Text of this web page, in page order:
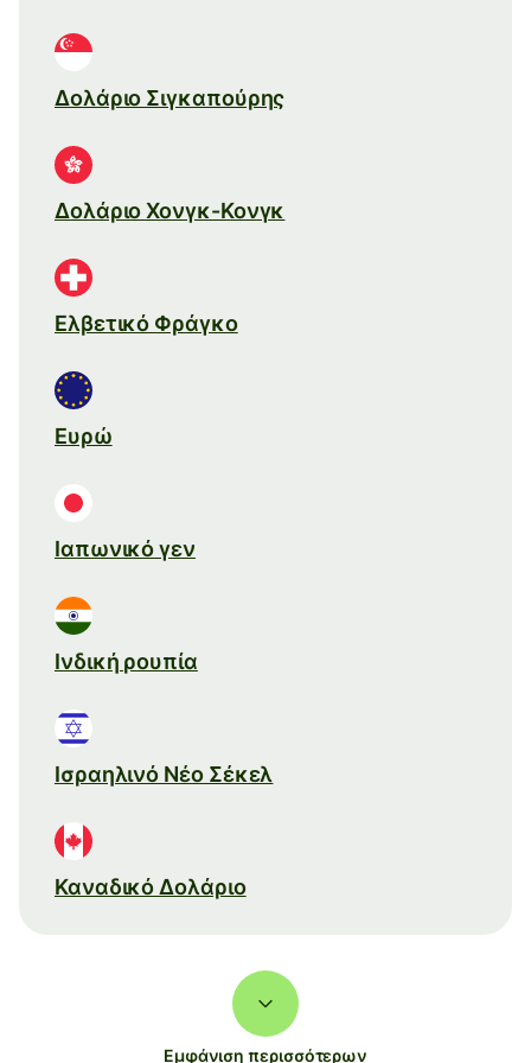
Δολάριο Σιγκαπούρης
Δολάριο Χονγκ-Κονγκ
Ελβετικό Φράγκο
Ευρώ
Ιαπωνικό γεν
Ινδική ρουπία
Ισραηλινό Νέο Σέκελ
Καναδικό Δολάριο
Εμφάνιση περισσότερων